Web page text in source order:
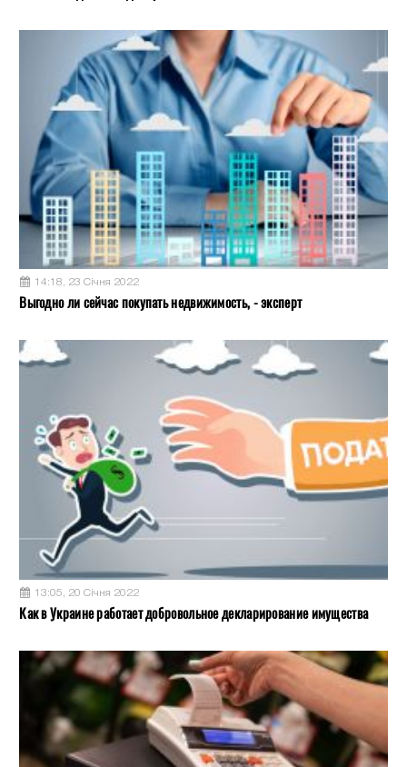
14:18, 23 Січня 2022
Выгодно ли сейчас покупать недвижимость, - эксперт
13:05, 20 Січня 2022
Как в Украине работает добровольное декларирование имущества